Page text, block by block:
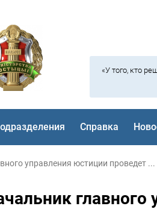
«У того, кто
Справка
управления юстиции проведет ...